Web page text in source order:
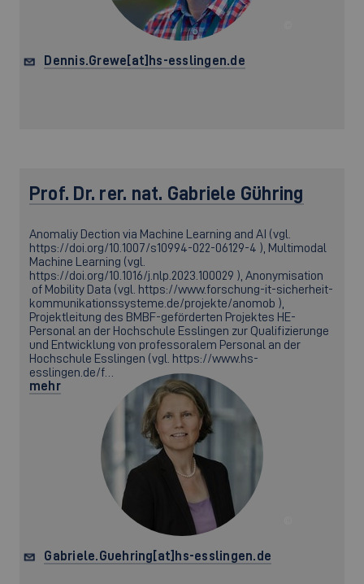
Dennis.Grewe[at]hs-esslingen.de
Prof. Dr. rer. nat. Gabriele Gühring
Anomaliy Dection via Machine Learning and AI (vgl.
https://doi.org/10.1007/s10994-022-06129-4 ), Multimodal
Machine Learning (vgl.
https://doi.org/10.1016/j.nlp.2023.100029 ), Anonymisation
of Mobility Data (vgl. https://www.forschung-it-sicherheit-
kommunikationssysteme.de/projekte/anomob ),
Projektleitung des BMBF-geförderten Projektes HE-
Personal an der Hochschule Esslingen zur Qualifizierunge
und Entwicklung von professoralem Personal an der
Hochschule Esslingen (vgl. https://www.hs-
esslingen.de/f…
mehr
Gabriele.Guehring[at]hs-esslingen.de